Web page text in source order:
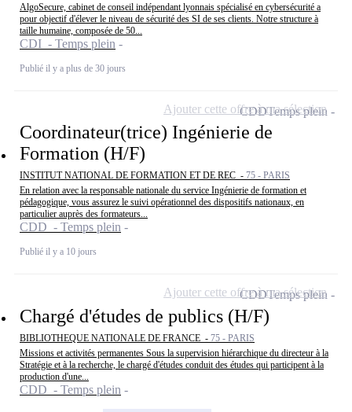
AlgoSecure, cabinet de conseil indépendant lyonnais spécialisé en cybersécurité a
pour objectif d'élever le niveau de sécurité des SI de ses clients. Notre structure à
taille humaine, composée de 50...
CDI - Temps plein
Publié il y a plus de 30 jours
Coordinateur(trice) Ingénierie de
Formation (H/F)
INSTITUT NATIONAL DE FORMATION ET DE REC - 75 - PARIS
En relation avec la responsable nationale du service Ingénierie de formation et
pédagogique, vous assurez le suivi opérationnel des dispositifs nationaux, en
particulier auprès des formateurs...
CDD - Temps plein
Publié il y a 10 jours
CDDTemps plein
Ajouter cette offre à ma sélection
Chargé d'études de publics (H/F)
BIBLIOTHEQUE NATIONALE DE FRANCE - 75 - PARIS
Missions et activités permanentes Sous la supervision hiérarchique du directeur à la
Stratégie et à la recherche, le chargé d'études conduit des études qui participent à la
production d'une...
CDD - Temps plein
CDDTemps plein
Ajouter cette offre à ma sélection